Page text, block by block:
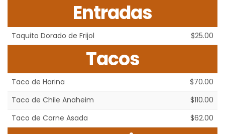
Entradas
Taquito Dorado de Frijol $25.00
Tacos
Taco de Harina
$70.00
Taco de Chile Anaheim
$110.00
Taco de Carne Asada
$62.00